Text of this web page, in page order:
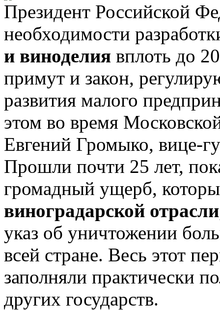
Президент Российской
необходимости
и виноделия вплоть до
примут и закон,
развития малого
этом во время
Евгений Громыко, вице-
Прошли почти 25 лет,
громадный ущерб,
виноградарской отрасли
указ об уничтожении
всей стране. Весь этот
заполняли практически
других государств.